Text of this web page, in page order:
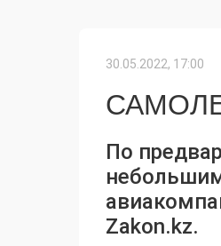
30.05.2022, 17:00
По
Zakon.kz.